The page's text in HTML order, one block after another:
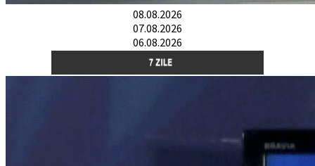
08.08.2026
07.08.2026
06.08.2026